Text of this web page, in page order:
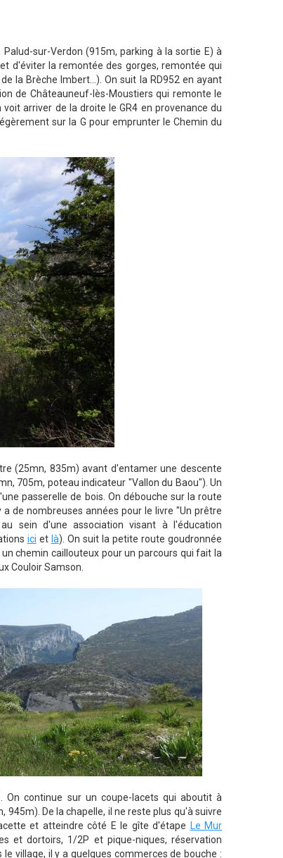
sur-Verdon (915m, parking à la sortie E) à
d'éviter la remontée des gorges, remontée qui
la Brèche Imbert...). On suit la RD952 en ayant
de Châteauneuf-lès-Moustiers qui remonte le
arriver de la droite le GR4 en provenance du
sur la G pour emprunter le Chemin du
(25mn, 835m) avant d'entamer une descente
705m, poteau indicateur "Vallon du Baou"). Un
passerelle de bois. On débouche sur la route
de nombreuses années pour le livre "Un prêtre
sein d'une association visant à l'éducation
ici et là). On suit la petite route goudronnée
chemin caillouteux pour un parcours qui fait la
Couloir Samson.
On continue sur un coupe-lacets qui aboutit à
De la chapelle, il ne reste plus qu'à suivre
et atteindre côté E le gîte d'étape Le Mur
et dortoirs, 1/2P et pique-niques, réservation
village, il y a quelques commerces de bouche :